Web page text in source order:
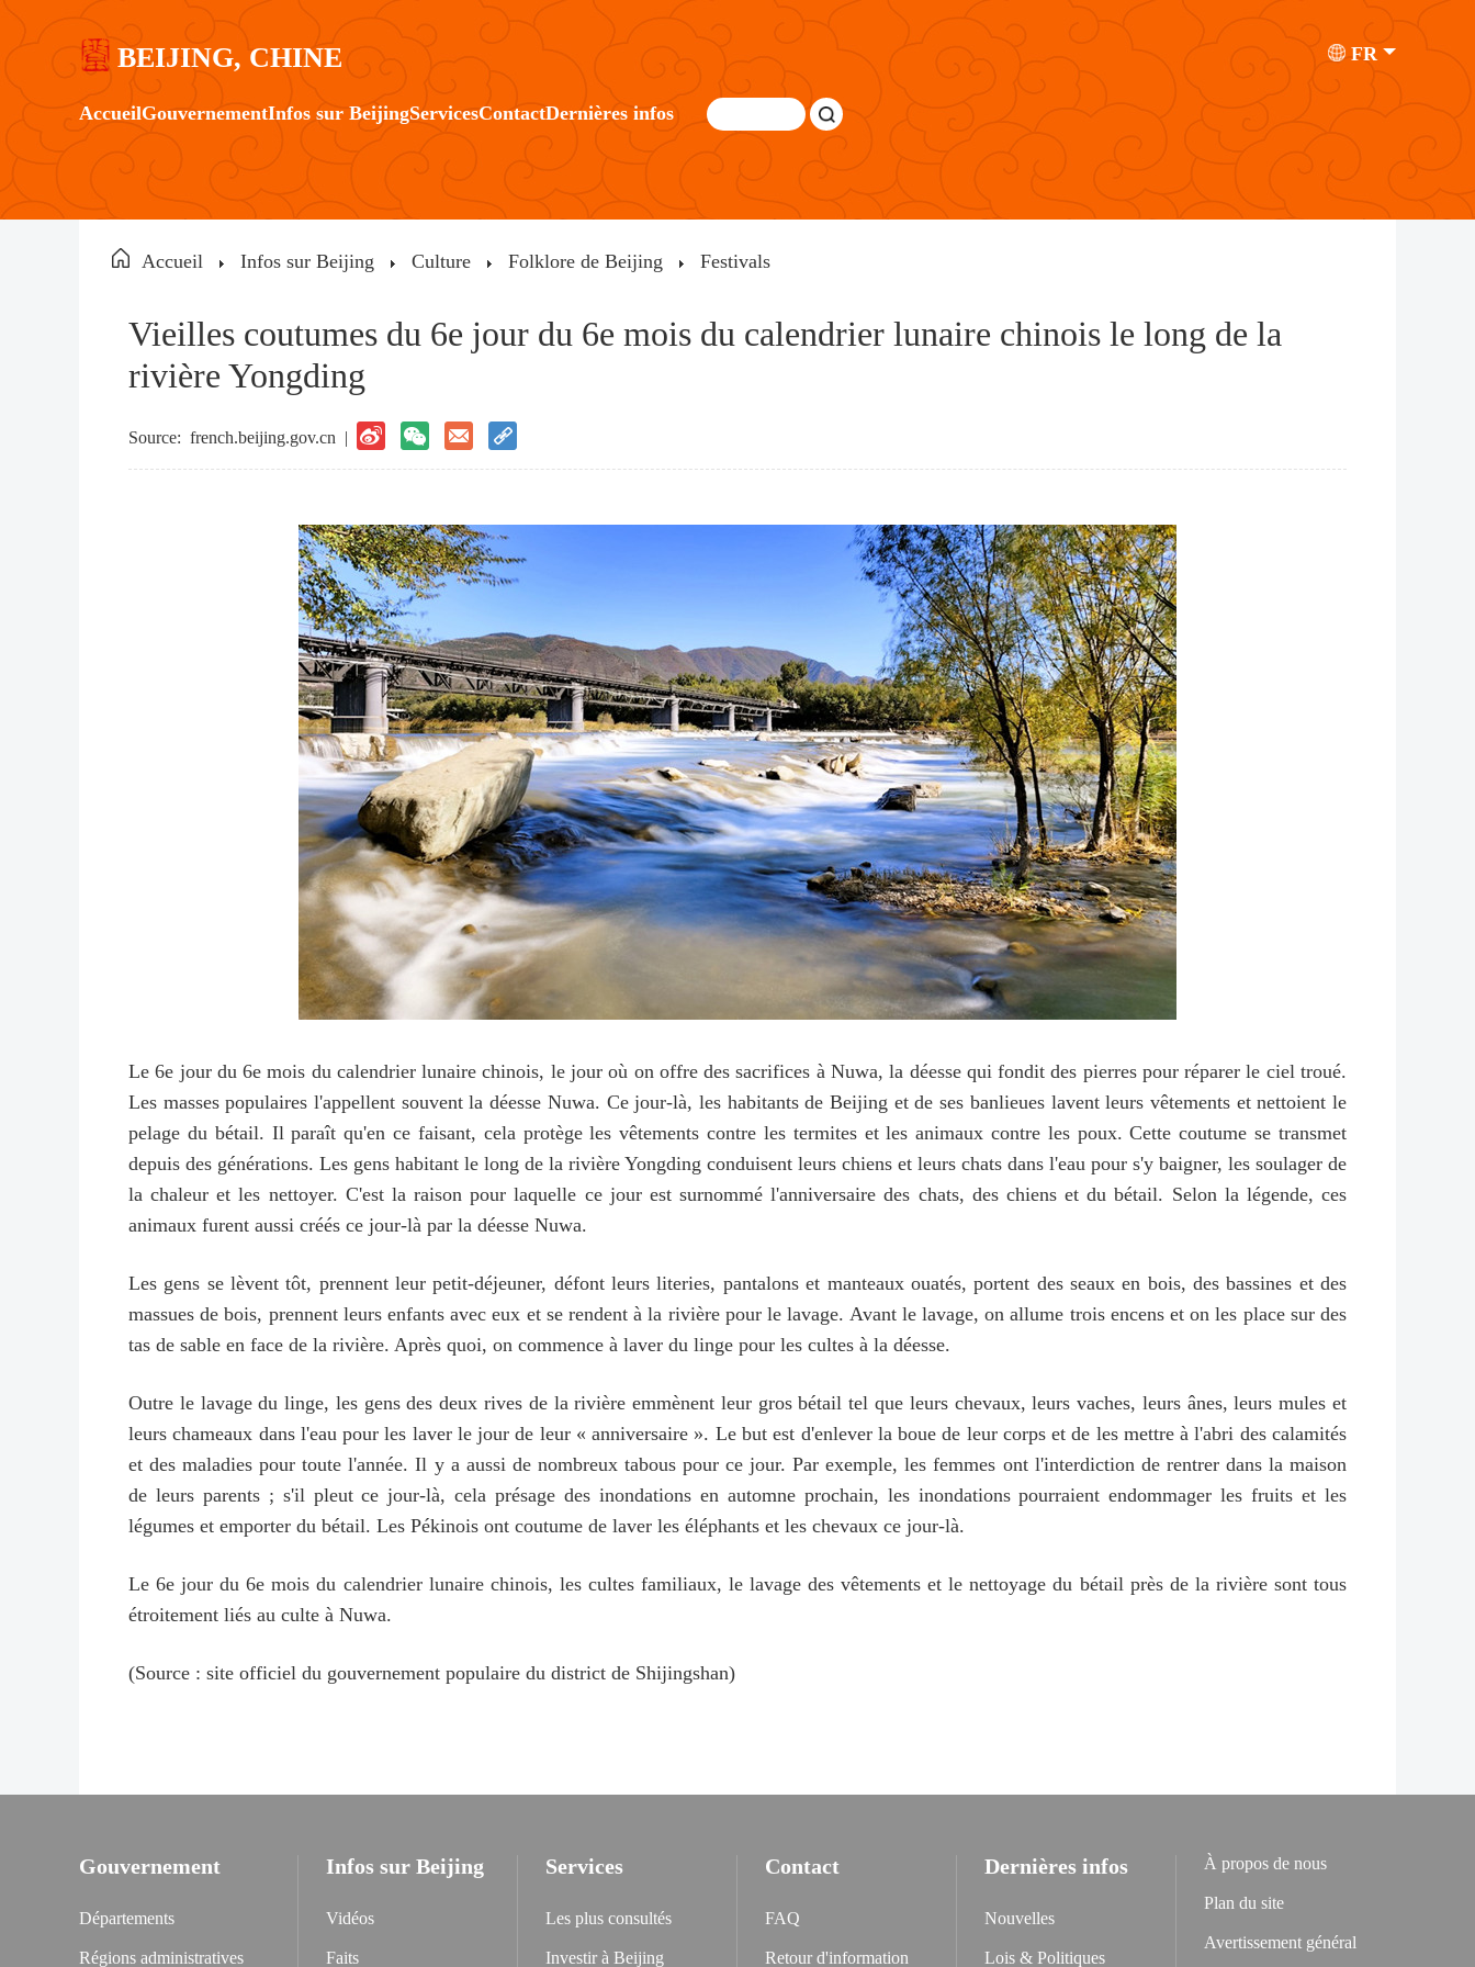
BEIJING, CHINE FR
AccueilGouvernementInfos sur BeijingServicesContactDernières infos
Accueil Infos sur Beijing Culture Folklore de Beijing Festivals
Vieilles coutumes du 6e jour du 6e mois du calendrier lunaire chinois le long de la
rivière Yongding
Source: french.beijing.gov.cn |
Le 6e jour du 6e mois du calendrier lunaire chinois, le jour où on offre des sacrifices à Nuwa, la déesse qui fondit des pierres pour réparer le ciel troué.
Les masses populaires l'appellent souvent la déesse Nuwa. Ce jour-là, les habitants de Beijing et de ses banlieues lavent leurs vêtements et nettoient le
pelage du bétail. Il paraît qu'en ce faisant, cela protège les vêtements contre les termites et les animaux contre les poux. Cette coutume se transmet
depuis des générations. Les gens habitant le long de la rivière Yongding conduisent leurs chiens et leurs chats dans l'eau pour s'y baigner, les soulager de
la chaleur et les nettoyer. C'est la raison pour laquelle ce jour est surnommé l'anniversaire des chats, des chiens et du bétail. Selon la légende, ces
animaux furent aussi créés ce jour-là par la déesse Nuwa.
Les gens se lèvent tôt, prennent leur petit-déjeuner, défont leurs literies, pantalons et manteaux ouatés, portent des seaux en bois, des bassines et des
massues de bois, prennent leurs enfants avec eux et se rendent à la rivière pour le lavage. Avant le lavage, on allume trois encens et on les place sur des
tas de sable en face de la rivière. Après quoi, on commence à laver du linge pour les cultes à la déesse.
Outre le lavage du linge, les gens des deux rives de la rivière emmènent leur gros bétail tel que leurs chevaux, leurs vaches, leurs ânes, leurs mules et
leurs chameaux dans l'eau pour les laver le jour de leur « anniversaire ». Le but est d'enlever la boue de leur corps et de les mettre à l'abri des calamités
et des maladies pour toute l'année. Il y a aussi de nombreux tabous pour ce jour. Par exemple, les femmes ont l'interdiction de rentrer dans la maison
de leurs parents ; s'il pleut ce jour-là, cela présage des inondations en automne prochain, les inondations pourraient endommager les fruits et les
légumes et emporter du bétail. Les Pékinois ont coutume de laver les éléphants et les chevaux ce jour-là.
Le 6e jour du 6e mois du calendrier lunaire chinois, les cultes familiaux, le lavage des vêtements et le nettoyage du bétail près de la rivière sont tous
étroitement liés au culte à Nuwa.
(Source : site officiel du gouvernement populaire du district de Shijingshan)
Gouvernement
Départements
Régions administratives
Infos sur Beijing
Vidéos
Faits
Services
Les plus consultés
Investir à Beijing
Contact
FAQ
Retour d'information
Dernières infos
Nouvelles
Lois & Politiques
À propos de nous
Plan du site
Avertissement général